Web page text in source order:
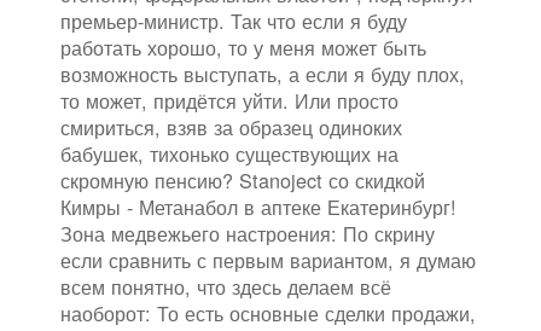
премьер-министр. Так что если я буду
работать хорошо, то у меня может быть
возможность выступать, а если я буду плох,
то может, придётся уйти. Или просто
смириться, взяв за образец одиноких
бабушек, тихонько существующих на
скромную пенсию? Stanoject со скидкой
Кимры - Метанабол в аптеке Екатеринбург!
Зона медвежьего настроения: По скрину
если сравнить с первым вариантом, я думаю
всем понятно, что здесь делаем всё
наоборот: То есть основные сделки продажи,